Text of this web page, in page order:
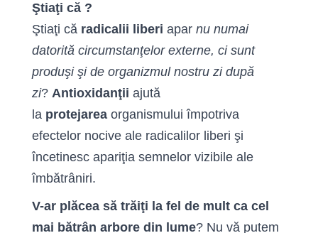
Ştiaţi că ?
Ştiaţi că radicalii liberi apar nu numai
datorită circumstanţelor externe, ci sunt
produşi şi de organizmul nostru zi după
zi? Antioxidanţii ajută
la protejarea organismului împotriva
efectelor nocive ale radicalilor liberi şi
încetinesc apariţia semnelor vizibile ale
îmbătrâniri.
V-ar plăcea să trăiţi la fel de mult ca cel
mai bătrân arbore din lume? Nu vă putem